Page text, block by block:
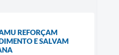
REFORÇAM
E SALVAM